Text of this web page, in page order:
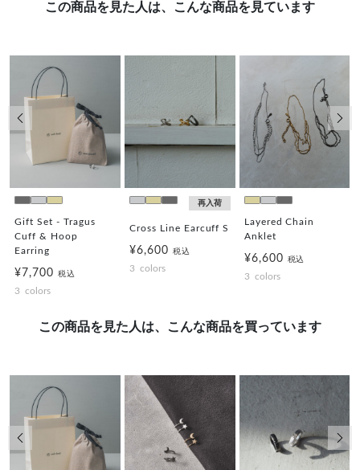
この商品を見た人は、こんな商品を見ています
Gift Set - Tragus
Cuff & Hoop
Earring
¥7,700税込
3 colors
再入荷
Cross Line Earcuff S
¥6,600 税込
3 colors
Layered Chain
Anklet
¥6,600 税込
3 colors
前の画像 次の
この商品を見た人は、こんな商品を買っています
前の画像 次の